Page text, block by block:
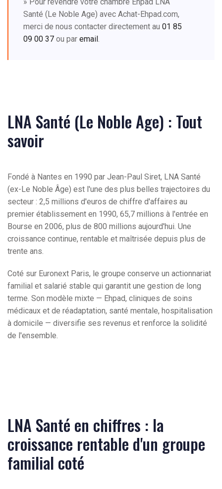
» Pour revendre votre chambre Ehpad LNA
Santé (Le Noble Age) avec Achat-Ehpad.com,
merci de nous contacter directement au 01 85
09 00 37 ou par email .
LNA Santé (Le Noble Age) : Tout
savoir
Fondé à Nantes en 1990 par Jean-Paul Siret, LNA Santé
(ex-Le Noble Âge) est l'une des plus belles trajectoires du
secteur : 2,5 millions d'euros de chiffre d'affaires au
premier établissement en 1990, 65,7 millions à l'entrée en
Bourse en 2006, plus de 800 millions aujourd'hui. Une
croissance continue, rentable et maîtrisée depuis plus de
trente ans.
Coté sur Euronext Paris, le groupe conserve un actionnariat
familial et salarié stable qui garantit une gestion de long
terme. Son modèle mixte — Ehpad, cliniques de soins
médicaux et de réadaptation, santé mentale, hospitalisation
à domicile — diversifie ses revenus et renforce la solidité
de l'ensemble.
LNA Santé en chiffres : la
croissance rentable d'un groupe
familial coté